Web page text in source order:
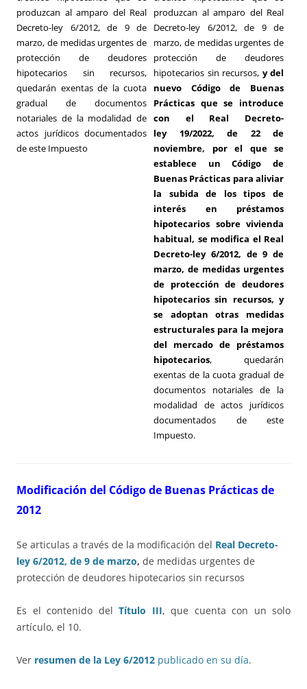
produzcan al amparo del Real
Decreto-ley 6/2012, de 9 de
marzo, de medidas urgentes de
protección de deudores
hipotecarios sin recursos,
quedarán exentas de la cuota
gradual de documentos
notariales de la modalidad de
actos jurídicos documentados
de este Impuesto
produzcan al amparo del Real
Decreto-ley 6/2012, de 9 de
marzo, de medidas urgentes de
protección de deudores
hipotecarios sin recursos, y del
nuevo Código de Buenas
Prácticas que se introduce
con el Real Decreto-
ley 19/2022, de 22 de
noviembre, por el que se
establece un Código de
Buenas Prácticas para aliviar
la subida de los tipos de
interés en préstamos
hipotecarios sobre vivienda
habitual, se modifica el Real
Decreto-ley 6/2012, de 9 de
marzo, de medidas urgentes
de protección de deudores
hipotecarios sin recursos, y
se adoptan otras medidas
estructurales para la mejora
del mercado de préstamos
hipotecarios, quedarán
exentas de la cuota gradual de
documentos notariales de la
modalidad de actos jurídicos
documentados de este
Impuesto.
Modificación del Código de Buenas Prácticas de
2012
Se articulas a través de la modificación del Real Decreto-
ley 6/2012, de 9 de marzo, de medidas urgentes de
protección de deudores hipotecarios sin recursos
Es el contenido del Título III, que cuenta con un solo
artículo, el 10.
Ver resumen de la Ley 6/2012 publicado en su día.